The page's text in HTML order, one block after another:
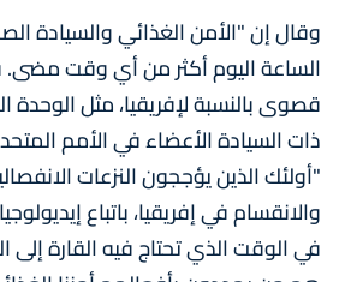
وقال إن "الأمن الغذائي والسيادة
الساعة اليوم أكثر من أي وقت
قصوى بالنسبة لإفريقيا، مثل الوحدة
ذات السيادة الأعضاء في الأمم
"أولئك الذين يؤججون النزعات
والانقسام في إفريقيا، باتباع
في الوقت الذي تحتاج فيه القارة إلى